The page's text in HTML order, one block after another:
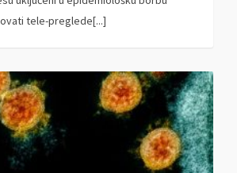
tele-preglede[...]